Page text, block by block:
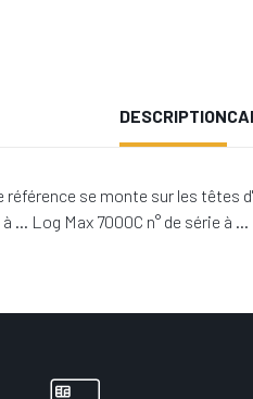
DESCRIPTION
se monte sur les
… Log Max 7000C n° de série à …